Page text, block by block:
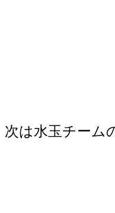
次は水玉チーム